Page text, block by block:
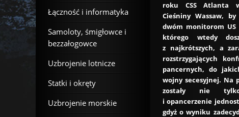
roku CSS Atlanta
Cieśniny Wassaw,
dwóm monitorom US
którego wtedy
z najkrótszych, a
rozstrzygających
pancernych, do
wojny secesyjnej. Na
zostały nie
i opancerzenie
gdyż o wyniku
Łączność i informatyka
Samoloty, śmigłowce i
bezzałogowce
Uzbrojenie lotnicze
Statki i okręty
Uzbrojenie morskie